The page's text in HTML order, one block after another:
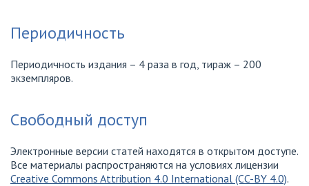
Периодичность
Периодичность издания – 4 раза в год, тираж – 200
экземпляров.
Свободный доступ
Электронные версии статей находятся в открытом доступе.
Все материалы распространяются на условиях лицензии
Creative Commons Attribution 4.0 International (CC-BY 4.0).